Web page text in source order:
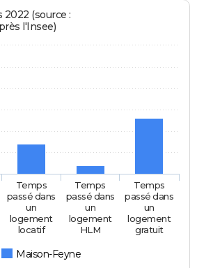
(source :
l'Insee)
Maison-Feyne
Temps
passé dans
un
logement
locatif
Temps
passé dans
un
logement
HLM
Temps
passé dans
un
logement
gratuit